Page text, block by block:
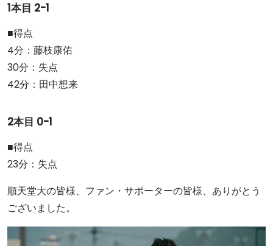
1本目 2-1
■得点
4分：藤枝康佑
30分：失点
42分：田中想来
2本目 0-1
■得点
23分：失点
順天堂大の皆様、ファン・サポーターの皆様、ありがとう
ございました。